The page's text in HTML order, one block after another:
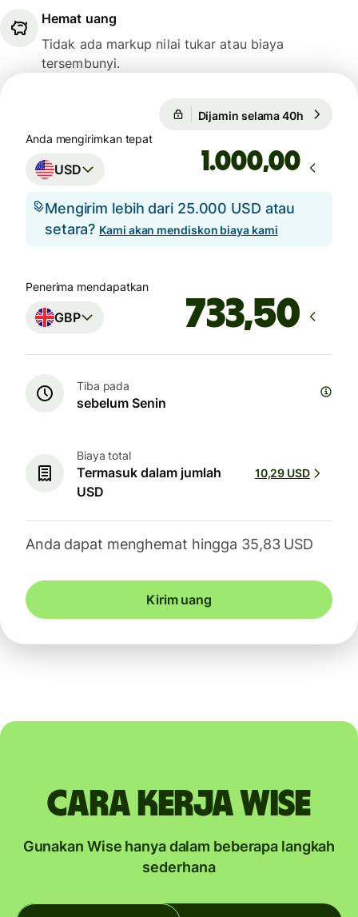
Hemat uang
Tidak ada markup nilai tukar atau biaya
tersembunyi.
1 USD = 0,7411 GBP
Anda mengirimkan tepat
USD ,00
Mengirim lebih dari 25.000 USD atau
setara? Kami akan mendiskon biaya kami
Penerima mendapatkan
GBP
Tiba pada
sebelum Senin
Biaya total
Termasuk dalam jumlah
USD
10,29 USD
Anda dapat menghemat hingga 35,83 USD
Kirim uang
Cara kerja Wise
Gunakan Wise hanya dalam beberapa langkah
sederhana